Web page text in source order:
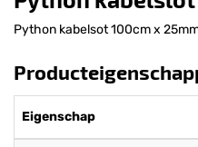
Python kabelsot 100cm x
Eigenschap